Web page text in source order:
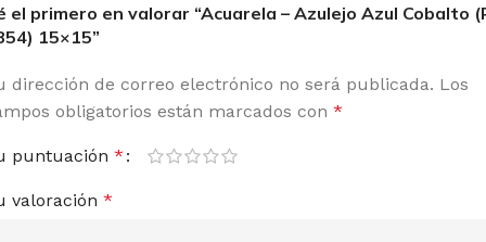
el primero en valorar “Acuarela – Azulejo Azul Cobalto
15×15”
dirección de correo electrónico no será publicada. Los
obligatorios están marcados con *
puntuación *
valoración *